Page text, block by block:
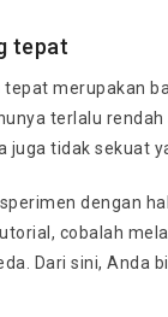
tepat
tepat merupakan
terlalu
juga tidak sekuat
dengan
cobalah
Dari sini, Anda